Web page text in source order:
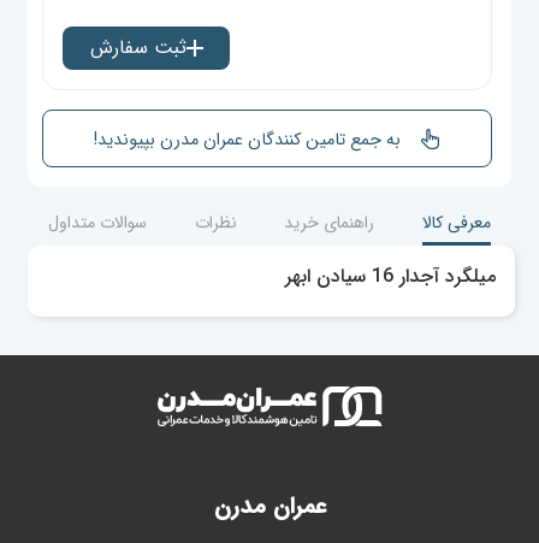
ثبت سفارش
به جمع تامین کنندگان عمران مدرن بپیوندید!
معرفی کالا راهنمای خرید نظرات سوالات متداول
میلگرد آجدار 16 سیادن ابهر
عمران مدرن